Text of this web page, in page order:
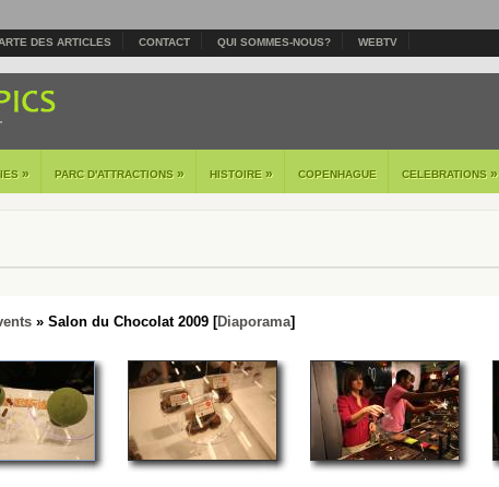
DES ARTICLES CONTACT QUI SOMMES-NOUS? WEBTV
» PARC D'ATTRACTIONS » HISTOIRE » COPENHAGUE CELEBRATIONS »
» Salon du Chocolat 2009 [Diaporama]